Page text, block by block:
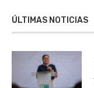
ÚLTIMAS NOTICIAS